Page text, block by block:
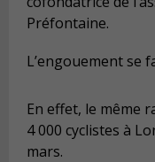
Préfontaine.
L’engouement se
En effet, le même
4 000 cyclistes à
mars.